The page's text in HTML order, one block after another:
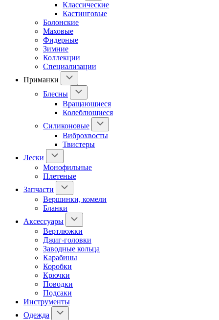
Классические
Кастинговые
Болонские
Маховые
Фидерные
Зимние
Коллекции
Специализации
Приманки
Блесны
Вращающиеся
Колеблющиеся
Силиконовые
Виброхвосты
Твистеры
Лески
Монофильные
Плетеные
Запчасти
Вершинки, комели
Бланки
Аксессуары
Вертлюжки
Джиг-головки
Заводные кольца
Карабины
Коробки
Крючки
Поводки
Подсаки
Инструменты
Одежда